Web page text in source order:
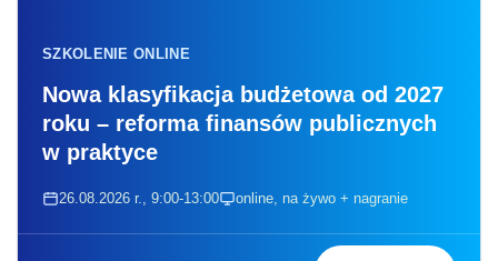
SZKOLENIE ONLINE
Nowa klasyfikacja budżetowa od 2027
roku – reforma finansów publicznych
w praktyce
26.08.2026 r., 9:00-13:00 online, na żywo + nagranie